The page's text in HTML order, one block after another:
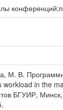
М. В.
workload in the
БГУИР,